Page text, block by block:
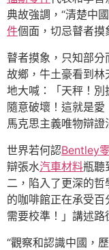
典故強調，“清楚中
件個面，切忌瞽者摸
瞽者摸象，只知部
故鄉，牛土豪看到
地大喊：「天秤！
隨意破壞！這就是
馬克思主義唯物辯證
世界若何認Bentley
辯張水汽車材料瓶聽
二，陷入了更深的
的咖啡館正在承受
需要校準！」講述
“觀察和認識中國，